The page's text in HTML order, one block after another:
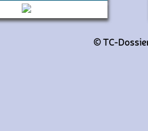
1234 (RATP)
© TC-